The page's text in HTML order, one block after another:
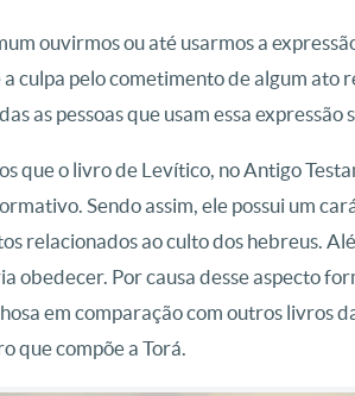
ouvirmos ou até usarmos a
culpa pelo cometimento de algum ato
as pessoas que usam essa
que o livro de Levítico, no Antigo
Sendo assim, ele possui um
relacionados ao culto dos hebreus.
obedecer. Por causa desse aspecto
em comparação com outros livros
que compõe a Torá.